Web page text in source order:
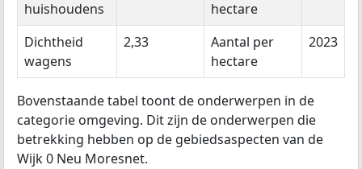
huishoudens
hectare
Dichtheid
wagens
2,33
Aantal per
hectare
2023
Bovenstaande tabel toont de onderwerpen in de
categorie omgeving. Dit zijn de onderwerpen die
betrekking hebben op de gebiedsaspecten van de
Wijk 0 Neu Moresnet.